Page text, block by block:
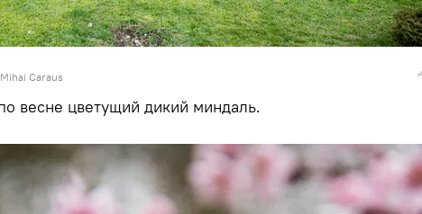
Caraus
весне цветущий дикий миндаль.